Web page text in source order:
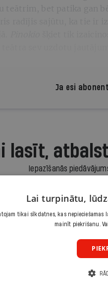
Ja esi
lasīt,
Iepazīšanās
Citas
Lai turpinātu,
tikai sīkdatnes, kas
mainīt piekrišanu.